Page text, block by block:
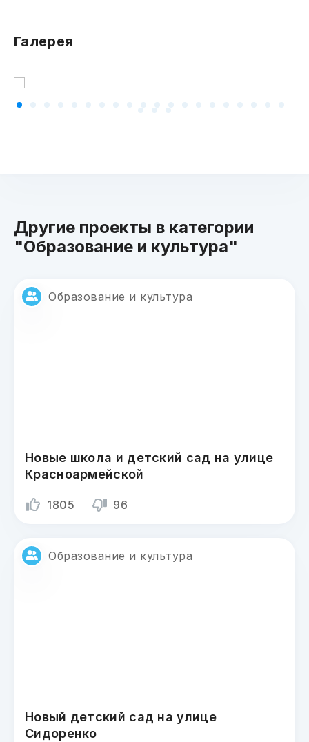
Галерея
Другие проекты в категории
"Образование и культура"
Образование и культура
Новые школа и детский сад на улице
Красноармейской
1805 96
Образование и культура
Новый детский сад на улице
Сидоренко